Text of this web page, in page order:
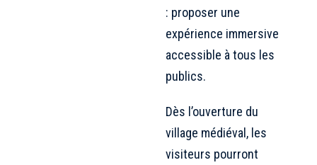
: proposer une
expérience immersive
accessible à tous les
publics.
Dès l’ouverture du
village médiéval, les
visiteurs pourront